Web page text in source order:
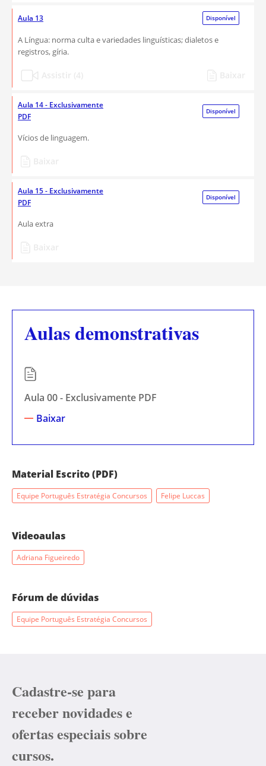
Aula 13 Disponível
A Língua: norma culta e variedades linguísticas; dialetos e
registros, gíria.
Aula 14 - Exclusivamente
PDF
Disponível
Vícios de linguagem.
Aula 15 - Exclusivamente
PDF
Disponível
Aula extra
Aulas demonstrativas
Aula 00 - Exclusivamente PDF
Baixar
Material Escrito (PDF)
Equipe Português Estratégia Concursos Felipe Luccas
Videoaulas
Adriana Figueiredo
Fórum de dúvidas
Equipe Português Estratégia Concursos
Cadastre-se para
receber novidades e
ofertas especiais sobre
cursos.